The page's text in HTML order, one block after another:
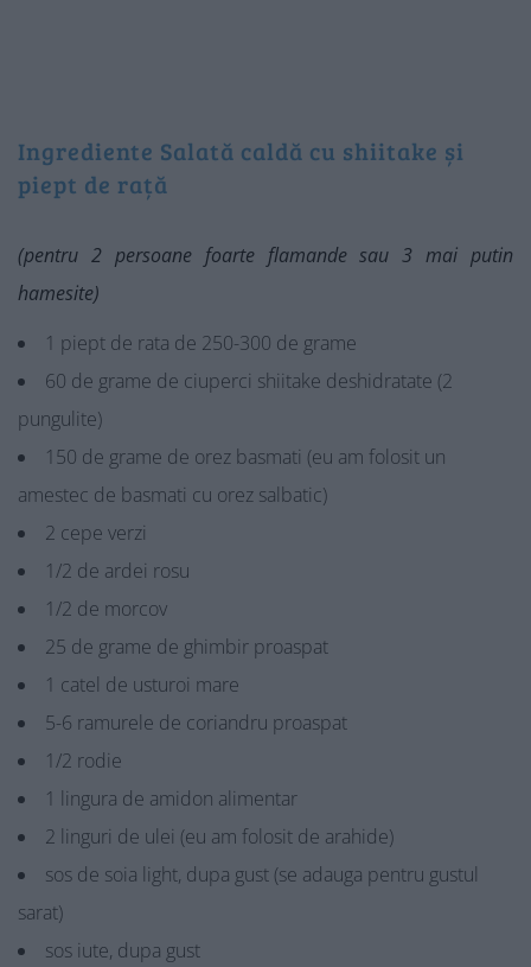
Ingrediente Salată caldă cu shiitake și
piept de rață
(pentru 2 persoane foarte flamandesau 3 mai putin
hamesite)
1 piept de rata de 250-300 de grame
60 de grame de ciuperci shiitake deshidratate (2
pungulite)
150 de grame de orez basmati (eu am folosit un
amestec de basmati cu orez salbatic)
2 cepe verzi
1/2 de ardei rosu
1/2 de morcov
25 de grame de ghimbir proaspat
1 catel de usturoi mare
5-6 ramurele de coriandru proaspat
1/2 rodie
1 lingura de amidon alimentar
2 linguri de ulei (eu am folosit de arahide)
sos de soia light, dupa gust (se adauga pentru gustul
sarat)
sos iute, dupa gust